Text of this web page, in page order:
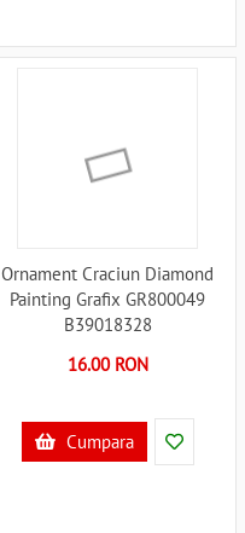
Ornament Craciun Diamond
Painting Grafix GR800049
B39018328
16.00 RON
Cumpara